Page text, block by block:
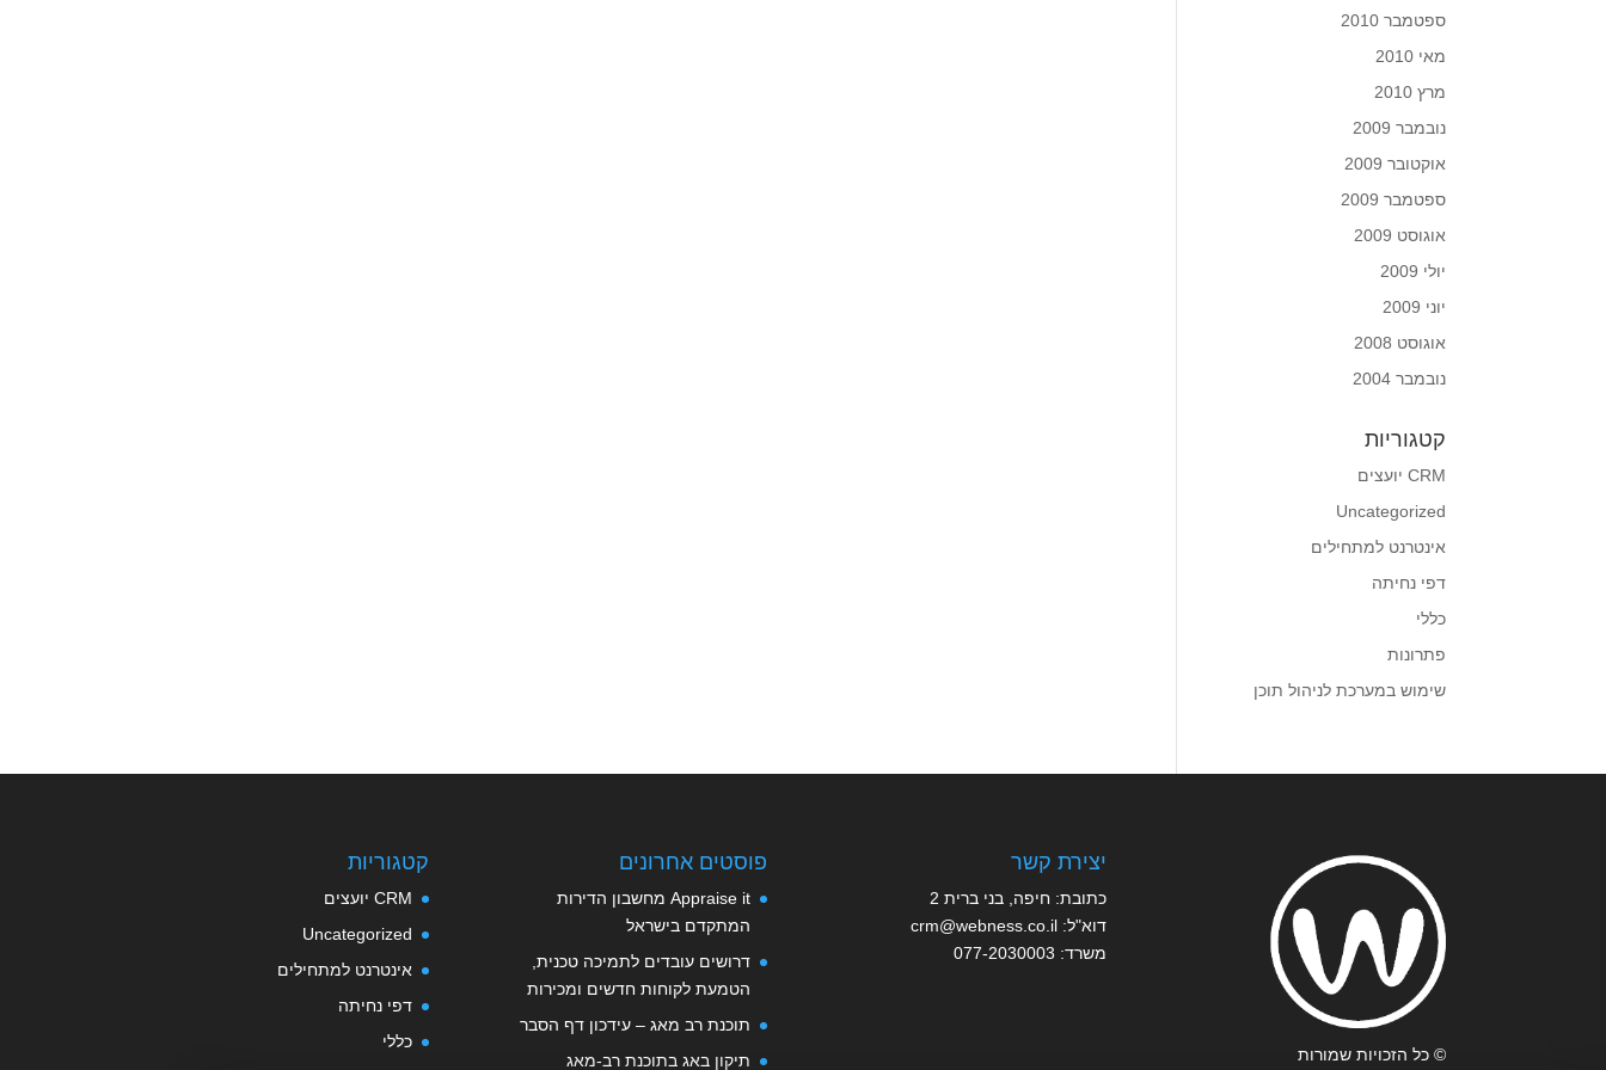
ספטמבר 2010
מאי 2010
מרץ 2010
נובמבר 2009
אוקטובר 2009
ספטמבר 2009
אוגוסט 2009
יולי 2009
יוני 2009
אוגוסט 2008
נובמבר 2004
קטגוריות
CRM יועצים
Uncategorized
אינטרנט למתחילים
דפי נחיתה
כללי
פתרונות
שימוש במערכת לניהול תוכן
קטגוריות
CRM יועצים
Uncategorized
אינטרנט למתחילים
דפי נחיתה
כללי
פוסטים אחרונים
Appraise it מחשבון הדירות
המתקדם בישראל
דרושים עובדים לתמיכה טכנית,
הטמעת לקוחות חדשים ומכירות
תוכנת רב מאג – עידכון דף הסבר
תיקון באג בתוכנת רב-מאג
יצירת קשר
כתובת: חיפה, בני ברית 2
דוא"ל:crm@webness.co.il
משרד: 077-2030003
© כל הזכויות שמורות